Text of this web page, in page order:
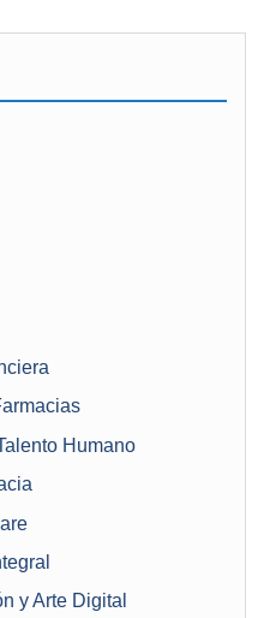
Humano
y Arte Digital